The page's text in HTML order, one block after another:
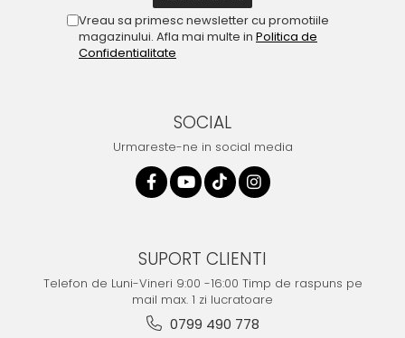
Vreau sa primesc newsletter cu promotiile
magazinului. Afla mai multe in Politica de
Confidentialitate
SOCIAL
Urmareste-ne in social media
SUPORT CLIENTI
Telefon de Luni-Vineri 9:00 -16:00 Timp de raspuns pe
mail max. 1 zi lucratoare
0799 490 778